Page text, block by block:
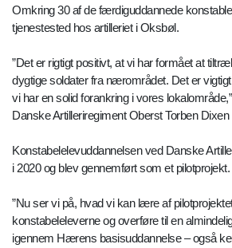
Omkring 30 af de færdiguddannede
tjenestested hos artilleriet i Oksbøl.
”Det er rigtigt positivt, at vi har formået at
dygtige soldater fra nærområdet. Det er
vi har en solid forankring i vores
Danske Artilleriregiment Oberst Torben Dixen
Konstabelelevuddannelsen ved Danske
i 2020 og blev gennemført som et pilotprojekt.
”Nu ser vi på, hvad vi kan lære af
konstabeleleverne og overføre til en
igennem Hærens basisuddannelse – også